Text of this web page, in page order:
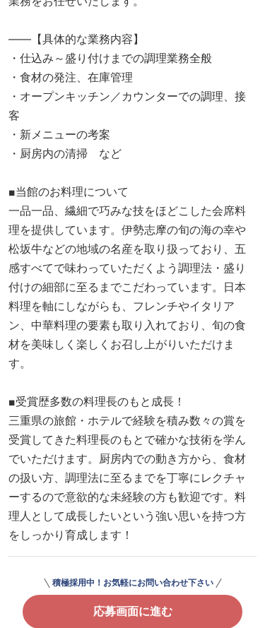
――【具体的な業務内容】
・仕込み～盛り付けまでの調理業務全般
・食材の発注、在庫管理
・オープンキッチン／カウンターでの調理、接
客
・新メニューの考案
・厨房内の清掃 など
■当館のお料理について
一品一品、繊細で巧みな技をほどこした会席料
理を提供しています。伊勢志摩の旬の海の幸や
松坂牛などの地域の名産を取り扱っており、五
感すべてで味わっていただくよう調理法・盛り
付けの細部に至るまでこだわっています。日本
料理を軸にしながらも、フレンチやイタリア
ン、中華料理の要素も取り入れており、旬の食
材を美味しく楽しくお召し上がりいただけま
す。
■受賞歴多数の料理長のもと成長！
三重県の旅館・ホテルで経験を積み数々の賞を
受賞してきた料理長のもとで確かな技術を学ん
でいただけます。厨房内での動き方から、食材
の扱い方、調理法に至るまでを丁寧にレクチャ
ーするので意欲的な未経験の方も歓迎です。料
理人として成長したいという強い思いを持つ方
をしっかり育成します！
積極採用中！お気軽にお問い合わせ下さい
応募画面に進む